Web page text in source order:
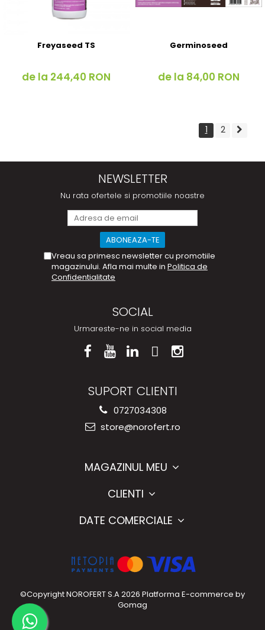
Freyaseed TS
de la 244,40 RON
Germinoseed
de la 84,00 RON
1 2
NEWSLETTER
Nu rata ofertele si promotiile noastre
Vreau sa primesc newsletter cu promotiile
magazinului. Afla mai multe in Politica de
Confidentialitate
SOCIAL
Urmareste-ne in social media
SUPORT CLIENTI
0727034308
store@norofert.ro
MAGAZINUL MEU
CLIENTI
DATE COMERCIALE
©Copyright NOROFERT S.A 2026 Platforma E-commerce by
Gomag